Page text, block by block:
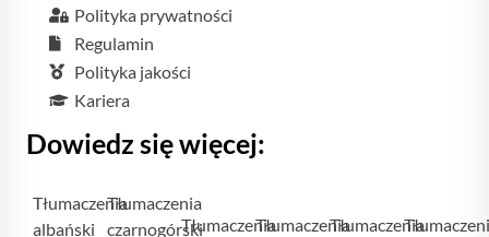
Polityka prywatności
Regulamin
Polityka jakości
Kariera
Dowiedz się więcej:
Tłumaczenia
albański
Tłumaczenia
czarnogórskiTłumaczeniaTłumaczeniaTłumaczenia